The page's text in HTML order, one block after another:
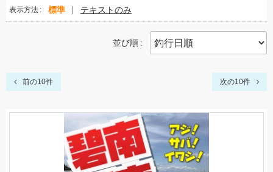
表示方法 標準 テキストのみ
並び順
前の10件 次の10件